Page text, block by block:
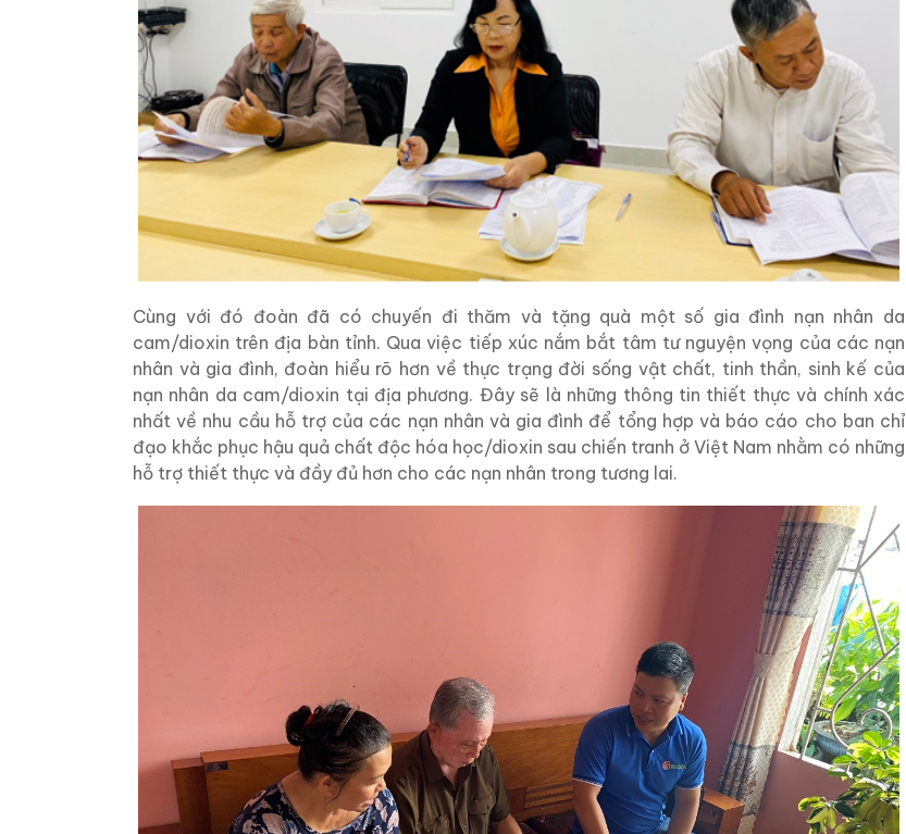
Cùng với đó đoàn đã có chuyến đi thăm và tặng quà một số gia đình nạn nhân da
cam/dioxin trên địa bàn tỉnh. Qua việc tiếp xúc nắm bắt tâm tư nguyện vọng của các nạn
nhân và gia đình, đoàn hiểu rõ hơn về thực trạng đời sống vật chất, tinh thần, sinh kế của
nạn nhân da cam/dioxin tại địa phương. Đây sẽ là những thông tin thiết thực và chính xác
nhất về nhu cầu hỗ trợ của các nạn nhân và gia đình để tổng hợp và báo cáo cho ban chỉ
đạo khắc phục hậu quả chất độc hóa học/dioxin sau chiến tranh ở Việt Nam nhằm có những
hỗ trợ thiết thực và đầy đủ hơn cho các nạn nhân trong tương lai.